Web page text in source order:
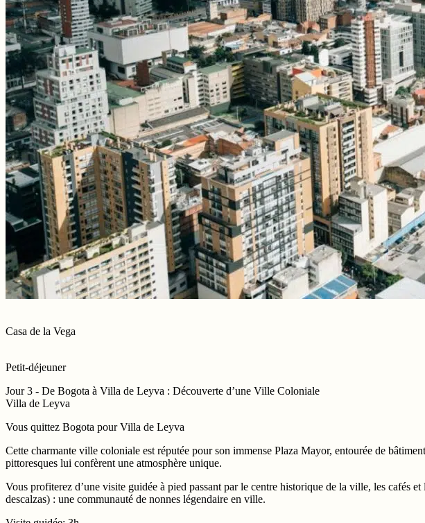
Casa de la Vega
Petit-déjeuner
Jour 3 - De Bogota à Villa de Leyva : Découverte d’une Ville Coloniale
Villa de Leyva
Vous quittez Bogota pour Villa de Leyva
Cette charmante ville coloniale est réputée pour son immense Plaza Mayor, entourée de
pittoresques lui confèrent une atmosphère unique.
Vous profiterez d’une visite guidée à pied passant par le centre historique de la ville, les cafés
descalzas) : une communauté de nonnes légendaire en ville.